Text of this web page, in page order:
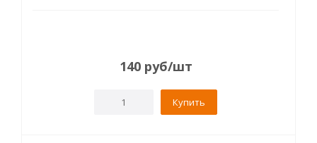
140 руб/шт
Купить